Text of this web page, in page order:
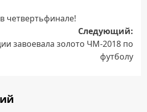
четвертьфинале!
Следующий:
завоевала золото ЧМ-2018 по
футболу